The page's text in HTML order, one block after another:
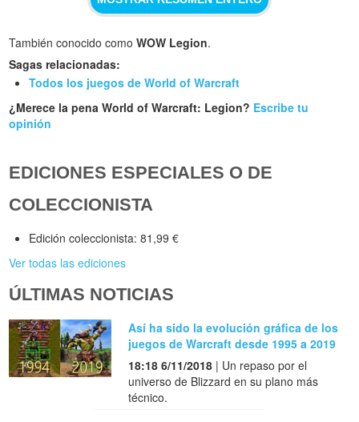
También conocido comoWOW Legion.
Sagas relacionadas:
Todos los juegos de World of Warcraft
¿Merece la pena World of Warcraft: Legion? Escribe tu
opinión
EDICIONES ESPECIALES O DE
COLECCIONISTA
Edición coleccionista: 81,99 €
Ver todas las ediciones
ÚLTIMAS NOTICIAS
Así ha sido la evolución gráfica de los
juegos de Warcraft desde 1995 a 2019
18:18 6/11/2018 | Un repaso por el
universo de Blizzard en su plano más
técnico.